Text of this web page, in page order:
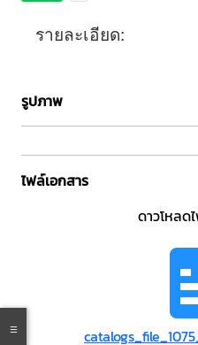
รายละเอียด:
รูปภาพ
ไฟล์เอกสาร
ดาวโหลด